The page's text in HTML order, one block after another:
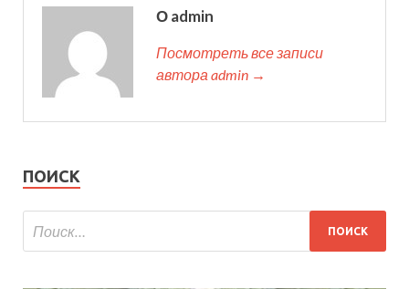
О admin
Посмотреть все записи
автора admin →
ПОИСК